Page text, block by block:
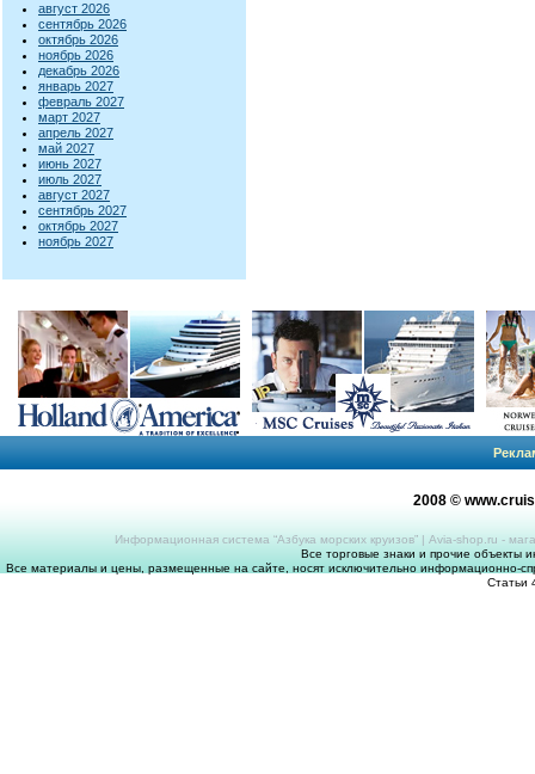
август 2026
сентябрь 2026
октябрь 2026
ноябрь 2026
декабрь 2026
январь 2027
февраль 2027
март 2027
апрель 2027
май 2027
июнь 2027
июль 2027
август 2027
сентябрь 2027
октябрь 2027
ноябрь 2027
2008 ©
Информационная система “Азбука морских круизов”| Avia-shop.ru -
Все торговые знаки и прочие объекты
Все материалы и цены, размещенные на сайте, носят исключительно информационно-
Статьи